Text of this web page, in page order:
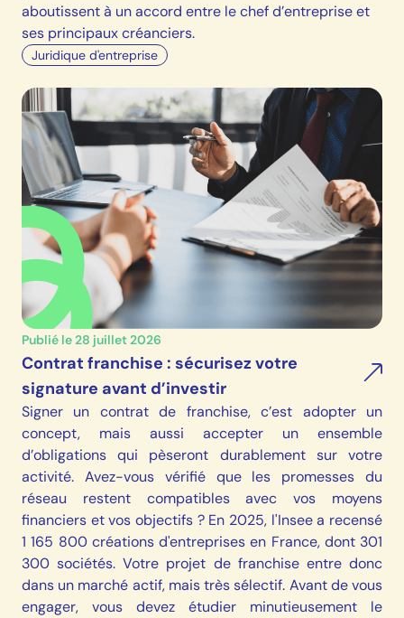
aboutissent à un accord entre le chef d’entreprise et
ses principaux créanciers.
Juridique d'entreprise
Publié le 28 juillet 2026
Contrat franchise : sécurisez votre
signature avant d’investir
Signer un contrat de franchise, c’est adopter un
concept, mais aussi accepter un ensemble
d’obligations qui pèseront durablement sur votre
activité. Avez-vous vérifié que les promesses du
réseau restent compatibles avec vos moyens
financiers et vos objectifs ? En 2025, l'Insee a recensé
1 165 800 créations d'entreprises en France, dont 301
300 sociétés. Votre projet de franchise entre donc
dans un marché actif, mais très sélectif. Avant de vous
engager, vous devez étudier minutieusement le